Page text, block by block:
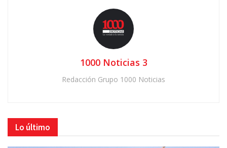
1000 Noticias 3
Redacción Grupo 1000 Noticias
Lo último